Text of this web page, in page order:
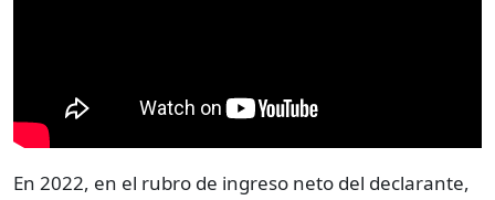
En 2022, en el rubro de ingreso neto del declarante,